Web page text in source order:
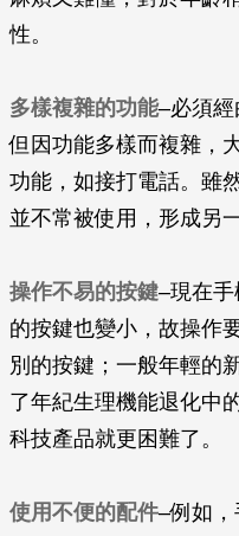
性。
多樣複雜的功能–必須經
但因功能多樣而複雜，
功能，如接打電話。雖
並不常被使用，形成另
操作不易的按鍵–現在
的按鍵也變小，故操作
別的按鍵；一般年輕的
了年紀生理機能退化中
科技產品就更困難了。
使用不便的配件–例如